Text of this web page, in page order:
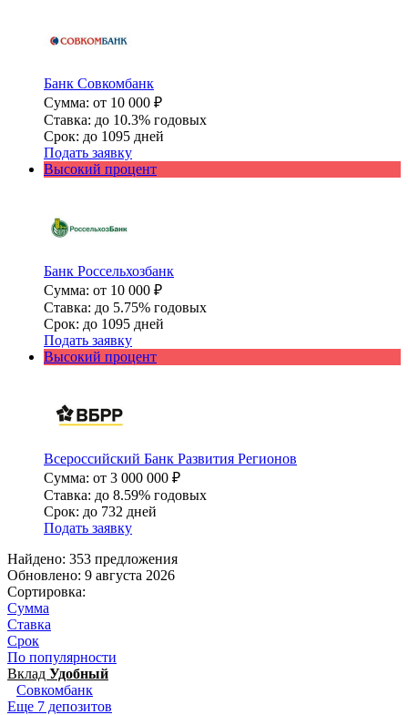
Банк Совкомбанк
Сумма: от 10 000 ₽
Ставка: до 10.3% годовых
Срок: до 1095 дней
Подать заявку
Высокий процент
Банк Россельхозбанк
Сумма: от 10 000 ₽
Ставка: до 5.75% годовых
Срок: до 1095 дней
Подать заявку
Высокий процент
Всероссийский Банк Развития Регионов
Сумма: от 3 000 000 ₽
Ставка: до 8.59% годовых
Срок: до 732 дней
Подать заявку
Найдено: 353 предложения
Обновлено: 9 августа 2026
Сортировка:
Сумма
Ставка
Срок
По популярности
Вклад Удобный
Совкомбанк
Еще 7 депозитов